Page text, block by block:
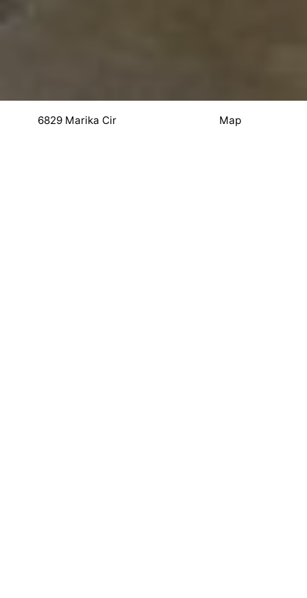
6829 Marika Cir Map